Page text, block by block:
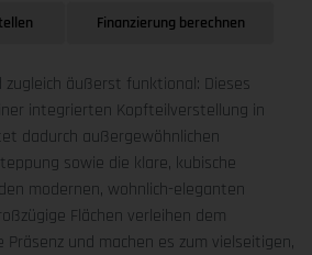
Finanzierung berechnen
äußerst funktional: Dieses
integrierten Kopfteilverstellung in
dadurch außergewöhnlichen
sowie die klare, kubische
modernen, wohnlich-eleganten
Flächen verleihen dem
und machen es zum vielseitigen,